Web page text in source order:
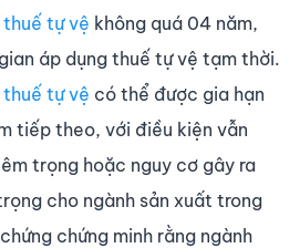
thuế tự vệ không quá 04 năm,
áp dụng thuế tự vệ tạm thời.
thuế tự vệ có thể được gia hạn
tiếp theo, với điều kiện vẫn
trọng hoặc nguy cơ gây ra
cho ngành sản xuất trong
chứng minh rằng ngành